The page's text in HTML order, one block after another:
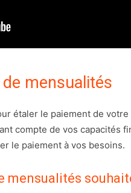
mensualités
étaler le paiement de
compte de vos capacités
le paiement à vos besoins.
mensualités